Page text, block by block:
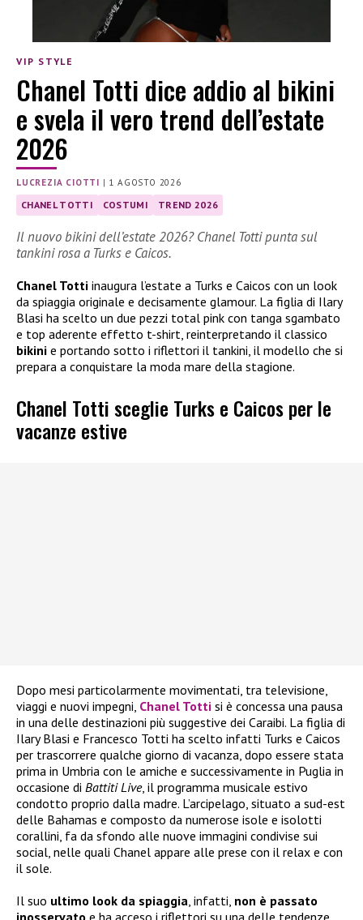
VIP STYLE
Chanel Totti dice addio al bikini
e svela il vero trend dell’estate
2026
LUCREZIA CIOTTI | 1 AGOSTO 2026
CHANEL TOTTI COSTUMI TREND 2026
Il nuovo bikini dell’estate 2026? Chanel Totti punta sul
tankini rosa a Turks e Caicos.
Chanel Totti inaugura l’estate a Turks e Caicos con un look
da spiaggia originale e decisamente glamour. La figlia di Ilary
Blasi ha scelto un due pezzi total pink con tanga sgambato
e top aderente effetto t-shirt, reinterpretando il classico
bikini e portando sotto i riflettori il tankini, il modello che si
prepara a conquistare la moda mare della stagione.
Chanel Totti sceglie Turks e Caicos per le
vacanze estive
Dopo mesi particolarmente movimentati, tra televisione,
viaggi e nuovi impegni, Chanel Totti si è concessa una pausa
in una delle destinazioni più suggestive dei Caraibi. La figlia di
Ilary Blasi e Francesco Totti ha scelto infatti Turks e Caicos
per trascorrere qualche giorno di vacanza, dopo essere stata
prima in Umbria con le amiche e successivamente in Puglia in
occasione di Battiti Live, il programma musicale estivo
condotto proprio dalla madre. L’arcipelago, situato a sud-est
delle Bahamas e composto da numerose isole e isolotti
corallini, fa da sfondo alle nuove immagini condivise sui
social, nelle quali Chanel appare alle prese con il relax e con
il sole.
Il suo ultimo look da spiaggia, infatti, non è passato